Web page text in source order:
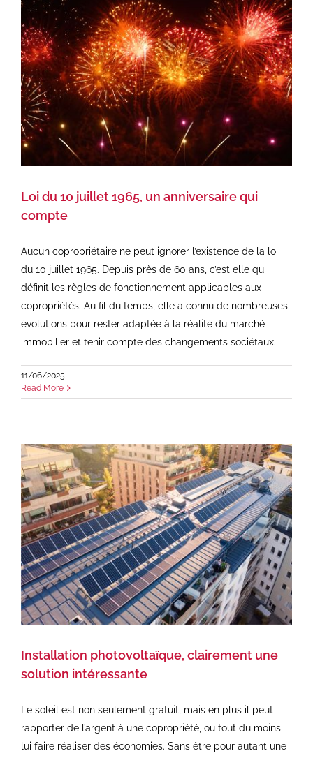
Loi du 10 juillet 1965, un anniversaire qui
compte
Aucun copropriétaire ne peut ignorer l’existence de la loi
du 10 juillet 1965. Depuis près de 60 ans, c’est elle qui
définit les règles de fonctionnement applicables aux
copropriétés. Au fil du temps, elle a connu de nombreuses
évolutions pour rester adaptée à la réalité du marché
immobilier et tenir compte des changements sociétaux.
11/06/2025
Read More
Installation photovoltaïque, clairement une
solution intéressante
Le soleil est non seulement gratuit, mais en plus il peut
rapporter de l’argent à une copropriété, ou tout du moins
lui faire réaliser des économies. Sans être pour autant une